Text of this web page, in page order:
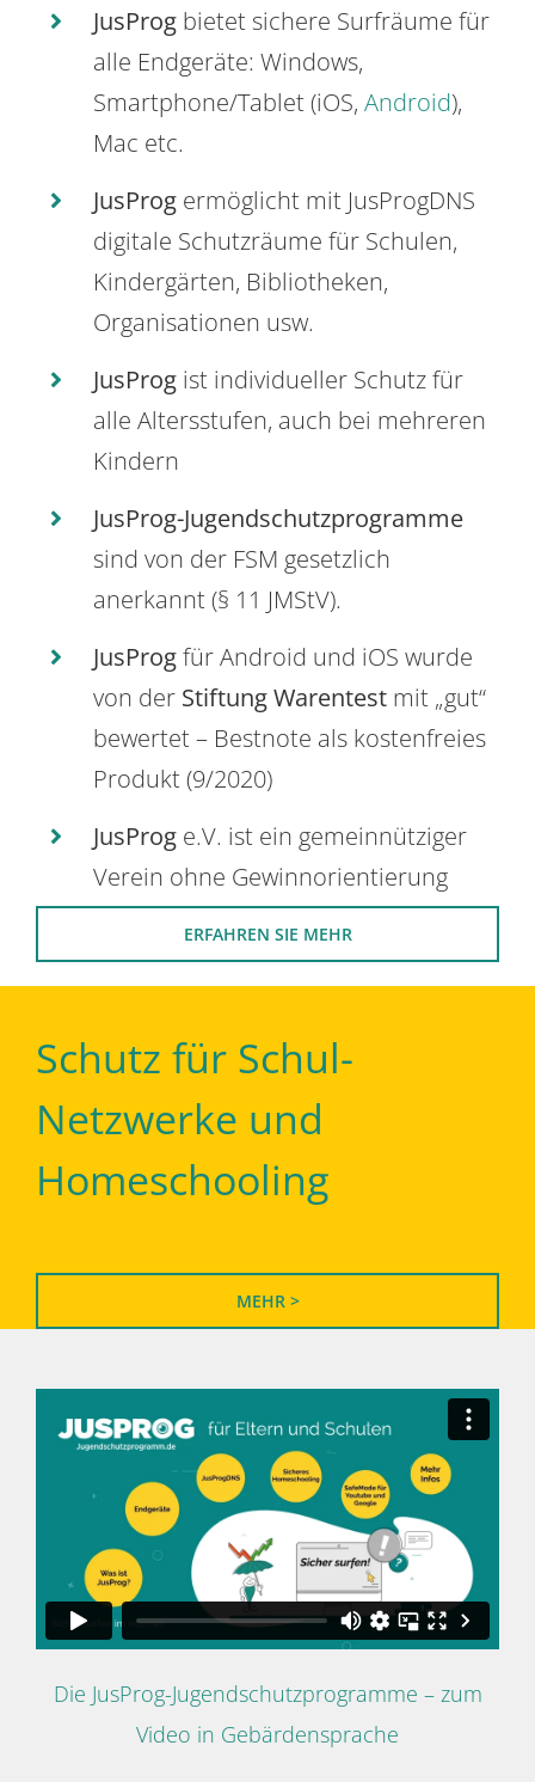
JusProg bietet sichere Surfräume für
alle Endgeräte: Windows,
Smartphone/Tablet (iOS, Android),
Mac etc.
JusProg ermöglicht mit JusProgDNS
digitale Schutzräume für Schulen,
Kindergärten, Bibliotheken,
Organisationen usw.
JusProg ist individueller Schutz für
alle Altersstufen, auch bei mehreren
Kindern
JusProg-Jugendschutzprogramme
sind von der FSM gesetzlich
anerkannt (§ 11 JMStV).
JusProgfür Android und iOS wurde
von der Stiftung Warentest mit „gut“
bewertet – Bestnote als kostenfreies
Produkt (9/2020)
JusProg e.V. ist ein gemeinnütziger
Verein ohne Gewinnorientierung
ERFAHREN SIE MEHR
Schutz für Schul-
Netzwerke und
Homeschooling
MEHR >
Die JusProg-Jugendschutzprogramme – zum
Video in Gebärdensprache